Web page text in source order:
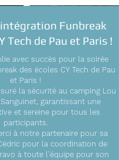
Funbreak
Tech de Pau et Paris !
avec succès pour la soirée
des écoles CY Tech de Pau
et Paris !
la sécurité au camping Lou
garantissant une
et sereine pour tous les
participants.
à notre partenaire pour sa
pour la coordination de
à toute l'équipe pour son